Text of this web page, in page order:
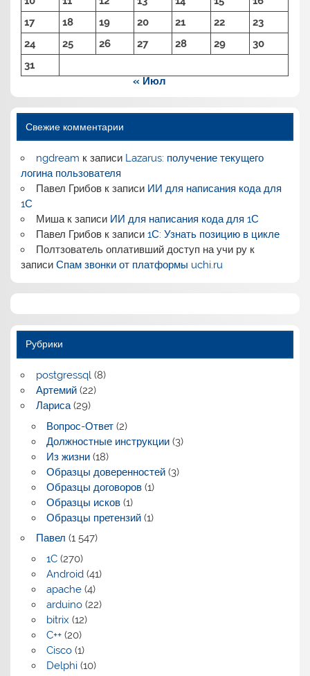
17
18 19 20 21 22
23
24
25 26 27 28 29
30
31
« Июл
Свежие комментарии
ngdream к записи Lazarus: получение текущего
логина пользователя
Павел Грибовк записи ИИ для написания кода для
1С
Мишак записи ИИ для написания кода для 1С
Павел Грибовк записи 1С: Узнать позицию в цикле
Полтзователь оплативший доступ на учи рук
записиСпам звонки от платформы uchi.ru
Рубрики
postgressql(8)
Артемий(22)
Лариса(29)
Вопрос-Ответ(2)
Должностные инструкции(3)
Из жизни(18)
Образцы доверенностей(3)
Образцы договоров(1)
Образцы исков(1)
Образцы претензий(1)
Павел (1 547)
1C(270)
Android(41)
apache(4)
arduino(22)
bitrix (12)
C++(20)
Cisco(1)
Delphi(10)